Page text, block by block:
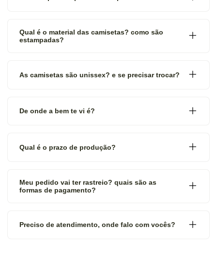
Qual é o material das camisetas? como são
estampadas?
As camisetas são unissex? e se precisar trocar?
De onde a bem te vi é?
Qual é o prazo de produção?
Meu pedido vai ter rastreio? quais são as
formas de pagamento?
Preciso de atendimento, onde falo com vocês?